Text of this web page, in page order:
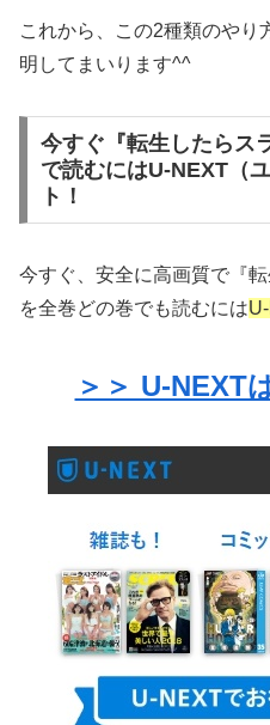
これから、この2種類のやり
明してまいります^^
今すぐ『転生したらス
で読むにはU-NEXT（
ト！
今すぐ、安全に高画質で『
を全巻どの巻でも読むには
＞＞ U-NEXT